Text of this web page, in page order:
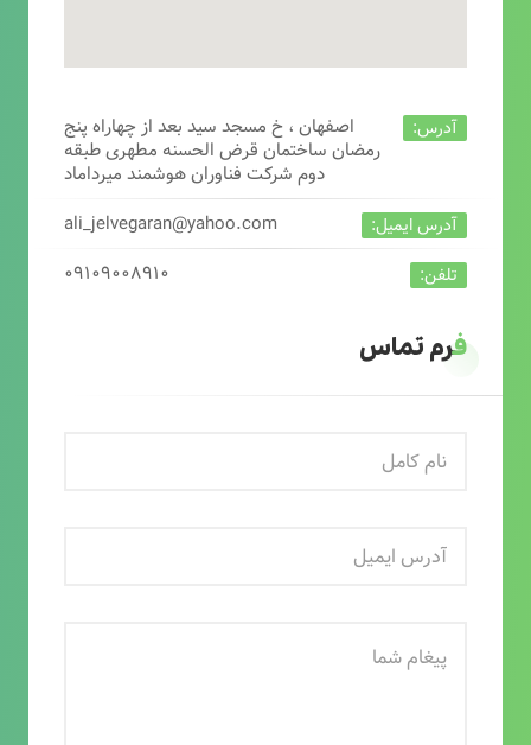
آدرس:
اصفهان ، خ مسجد سید بعد از چهاراه پنج
رمضان ساختمان قرض الحسنه مطهری طبقه
دوم شرکت فناوران هوشمند میرداماد
آدرس ایمیل: ali_jelvegaran@yahoo.com
تلفن: ۰۹۱۰۹۰۰۸۹۱۰
فرم تماس